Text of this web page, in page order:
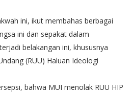
ini, ikut membahas berbagai
ini dan sepakat dalam
belakangan ini, khususnya
(RUU) Haluan Ideologi
bahwa MUI menolak RUU HIP